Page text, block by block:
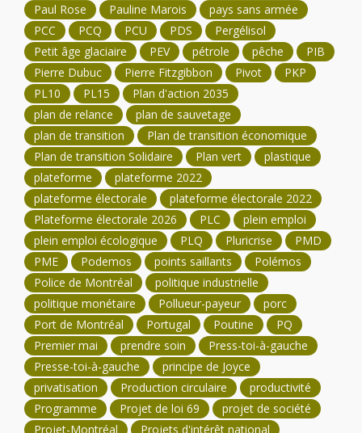
Paul Rose
Pauline Marois
pays sans armée
PCC
PCQ PCU PDS
Pergélisol
Petit âge glaciaire
PEV pétrole pêche
PIB
Pierre Dubuc
Pierre Fitzgibbon Pivot
PKP
PL10
PL15
Plan d'action 2035
plan de relance
plan de sauvetage
plan de transition
Plan de transition économique
Plan de transition Solidaire
Plan vert
plastique
plateforme
plateforme 2022
plateforme électorale
plateforme électorale 2022
Plateforme électorale 2026
PLC
plein emploi
plein emploi écologique
PLQ Pluricrise
PMD
PME
Podemos points saillants
Polémos
Police de Montréal
politique industrielle
politique monétaire
Pollueur-payeur
porc
Port de Montréal
Portugal Poutine
PQ
Premier mai
prendre soin
Press-toi-à-gauche
Presse-toi-à-gauche
principe de Joyce
privatisation
Production circulaire
productivité
Programme
Projet de loi 69
projet de société
Projet-Montréal
Projets d'intérêt national